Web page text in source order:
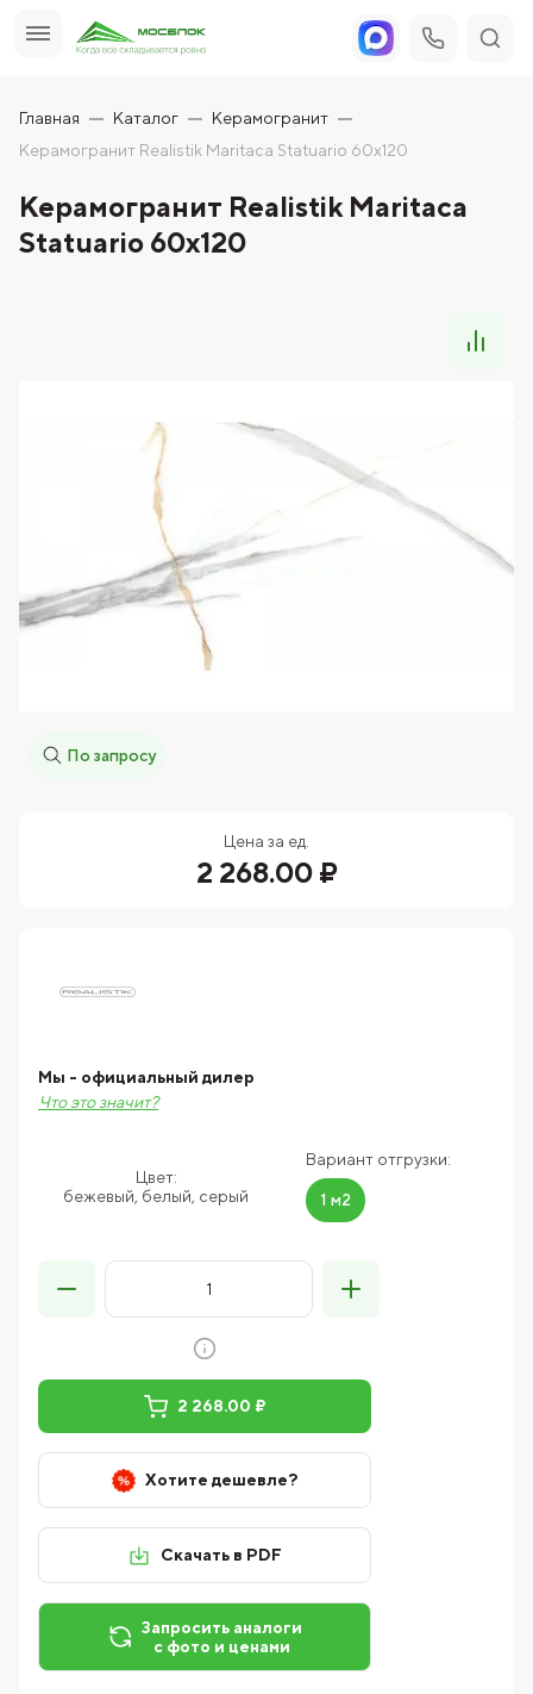
Главная Каталог
Керамогранит
Керамогранит Realistik Maritaca Statuario 60x120
Керамогранит Realistik Maritaca
Statuario 60x120
По запросу
Цена за ед.
2 268.00 ₽
Цвет:
бежевый, белый, серый
Вариант отгрузки:
1 м2
Мы - официальный дилер
Что это значит?
2 268.00 ₽
Хотите дешевле?
Скачать в PDF
Запросить аналоги
с фото и ценами